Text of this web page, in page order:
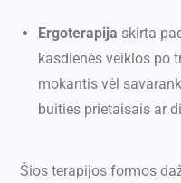
Ergoterapija skirta
kasdienės veiklos po
mokantis vėl
buities prietaisais ar
Šios terapijos formos